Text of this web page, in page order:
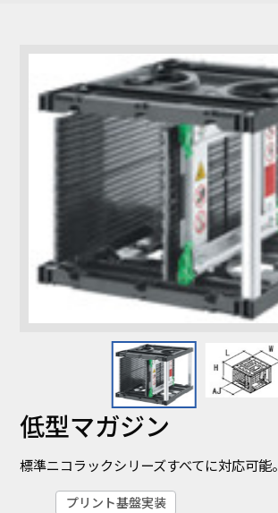
NIXのサスティナ
ビリティ
利用規約
低型マガジン
標準ニコラックシリーズすべてに対応可能。
プリント基盤実装